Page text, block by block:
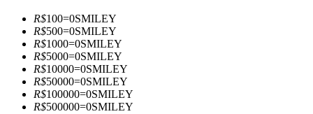
Kopya Tüccarı Olun
Kâr paylaşımı ve kopya ticaret komisyonlarının tadını çıkarın
R$100=0SMILEY
R$500=0SMILEY
R$1000=0SMILEY
R$5000=0SMILEY
R$10000=0SMILEY
R$50000=0SMILEY
R$100000=0SMILEY
R$500000=0SMILEY